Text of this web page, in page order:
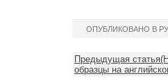
ОПУБЛИКОВАНО В
Предыдущая
образцы на